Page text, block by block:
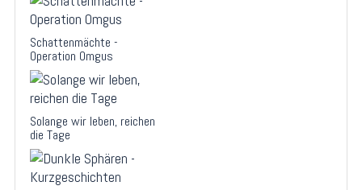
Schattenmächte -
Operation Omgus
Solange wir leben, reichen
die Tage